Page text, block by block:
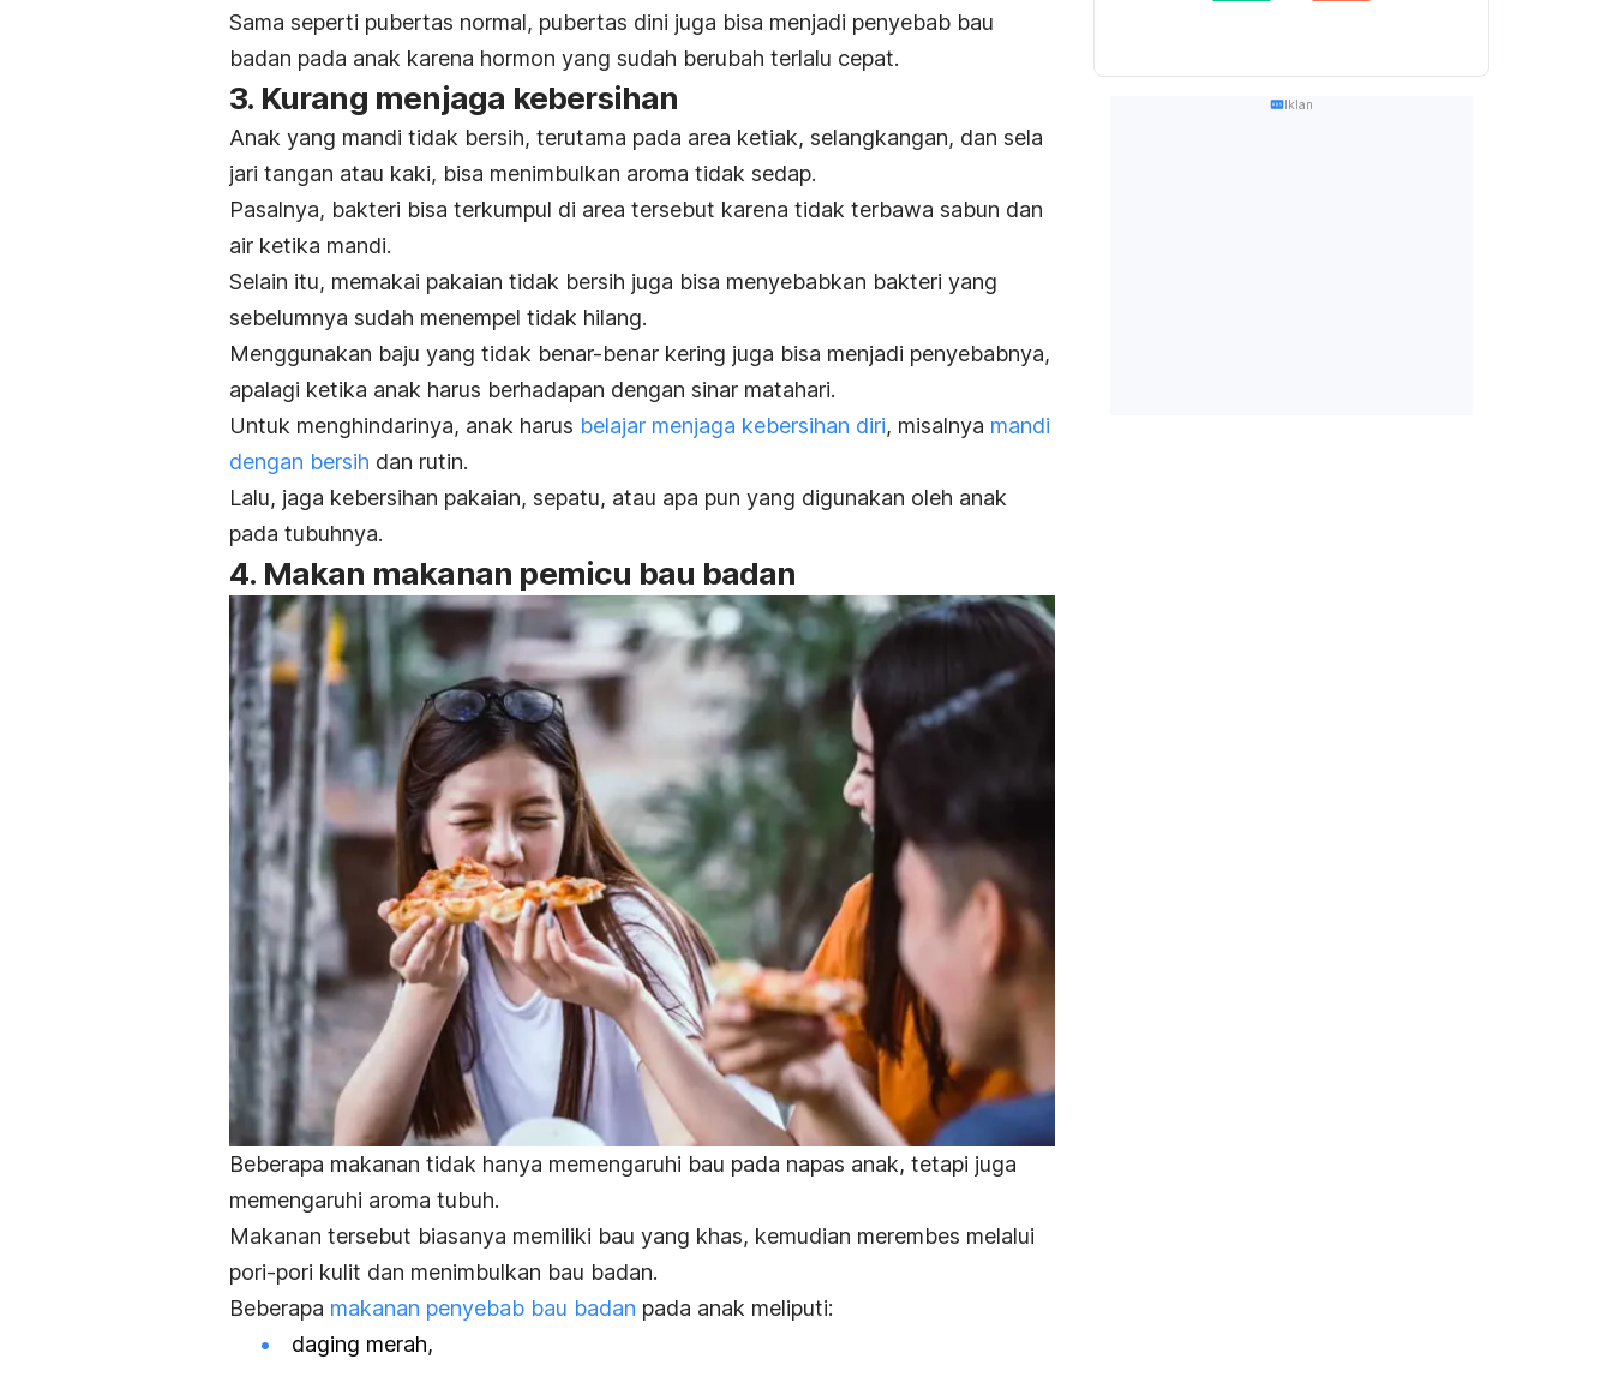
Sama seperti pubertas normal, pubertas dini juga bisa menjadi penyebab bau
badan pada anak karena hormon yang sudah berubah terlalu cepat.
3. Kurang menjaga kebersihan
Anak yang mandi tidak bersih, terutama pada area ketiak, selangkangan, dan sela
jari tangan atau kaki, bisa menimbulkan aroma tidak sedap.
Pasalnya, bakteri bisa terkumpul di area tersebut karena tidak terbawa sabun dan
air ketika mandi.
Selain itu, memakai pakaian tidak bersih juga bisa menyebabkan bakteri yang
sebelumnya sudah menempel tidak hilang.
Menggunakan baju yang tidak benar-benar kering juga bisa menjadi penyebabnya,
apalagi ketika anak harus berhadapan dengan sinar matahari.
Untuk menghindarinya, anak harus belajar menjaga kebersihan diri, misalnya mandi
dengan bersih dan rutin.
Lalu, jaga kebersihan pakaian, sepatu, atau apa pun yang digunakan oleh anak
pada tubuhnya.
4. Makan makanan pemicu bau badan
Beberapa makanan tidak hanya memengaruhi bau pada napas anak, tetapi juga
memengaruhi aroma tubuh.
Makanan tersebut biasanya memiliki bau yang khas, kemudian merembes melalui
pori-pori kulit dan menimbulkan bau badan.
Beberapa makanan penyebab bau badan pada anak meliputi:
daging merah,
Iklan